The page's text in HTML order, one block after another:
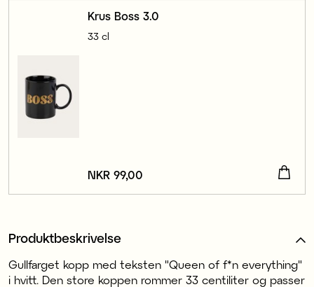
Krus Boss 3.0
33 cl
Pris :NKR 99,00
NKR 99,00
Produktbeskrivelse
Gullfarget kopp med teksten "Queen of f*n everything"
i hvitt. Den store koppen rommer 33 centiliter og passer